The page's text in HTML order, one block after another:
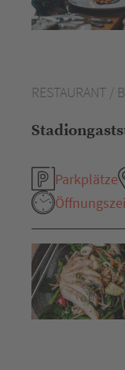
RESTAURANT /
Parkplätze